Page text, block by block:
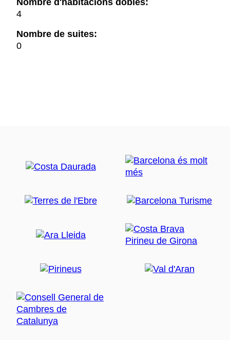
Nombre d'habitacions dobles:
4
Nombre de suites:
0